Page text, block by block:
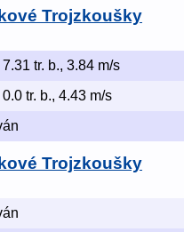
Trojzkoušky
tr. b., 3.84 m/s
tr. b., 4.43 m/s
Trojzkoušky